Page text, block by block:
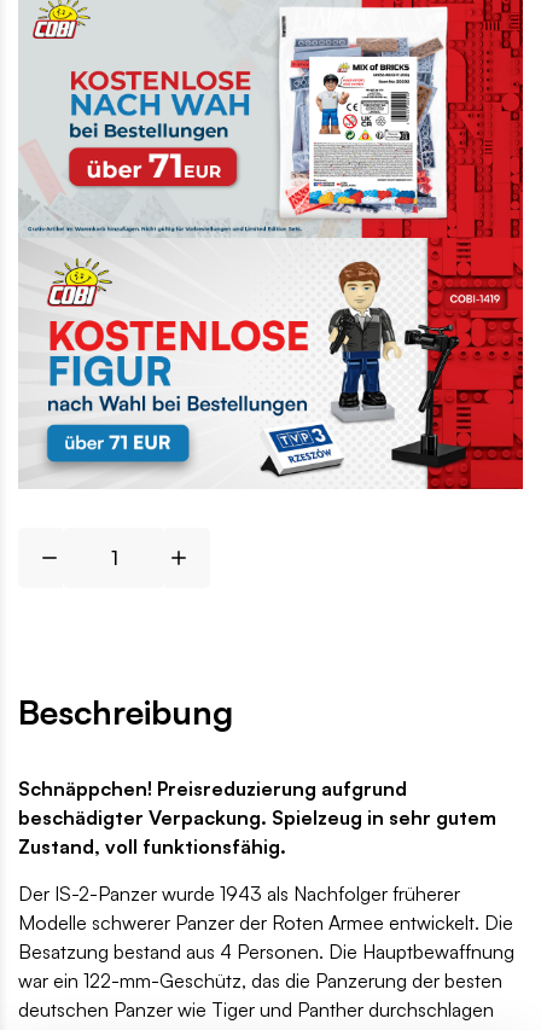
Beschreibung
Schnäppchen! Preisreduzierung aufgrund
beschädigter Verpackung. Spielzeug in sehr gutem
Zustand, voll funktionsfähig.
Der IS-2-Panzer wurde 1943 als Nachfolger früherer
Modelle schwerer Panzer der Roten Armee entwickelt. Die
Besatzung bestand aus 4 Personen. Die Hauptbewaffnung
war ein 122-mm-Geschütz, das die Panzerung der besten
deutschen Panzer wie Tiger und Panther durchschlagen